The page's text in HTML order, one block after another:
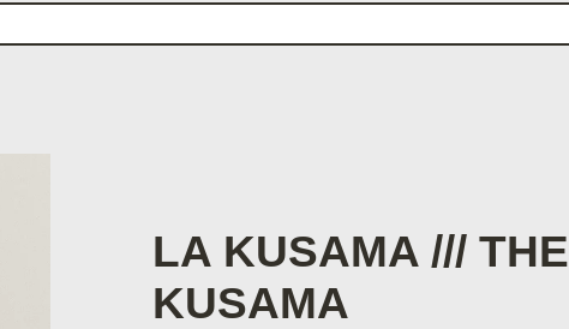
LA KUSAMA /// THE
KUSAMA